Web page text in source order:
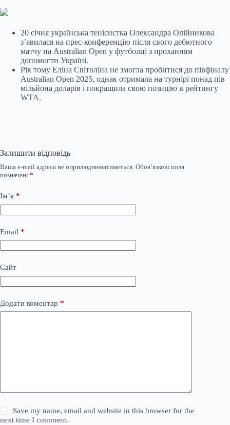
20 січня українська тенісистка Олександра Олійникова
з’явилася на прес-конференцію після свого дебютного
матчу на Australian Open у футболці з проханням
допомогти Україні.
Рік тому Еліна Світоліна не змогла пробитися до півфіналу
Australian Open 2025, однак отримала на турнірі понад пів
мільйона доларів і покращила свою позицію в рейтингу
WTA.
Залишити відповідь
Ваша e-mail адреса не оприлюднюватиметься. Обов’язкові поля
позначені *
Ім’я *
Email *
Сайт
Додати коментар *
Save my name, email and website in this browser for the
next time I comment.